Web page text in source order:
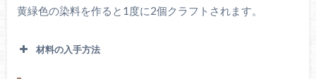
黄緑色の染料を作ると1度に2個クラフトされます。
材料の入手方法